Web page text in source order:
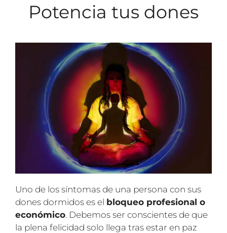
Potencia tus dones
Uno de los síntomas de una persona con sus
dones dormidos es el bloqueo profesional o
económico. Debemos ser conscientes de que
la plena felicidad solo llega tras estar en paz